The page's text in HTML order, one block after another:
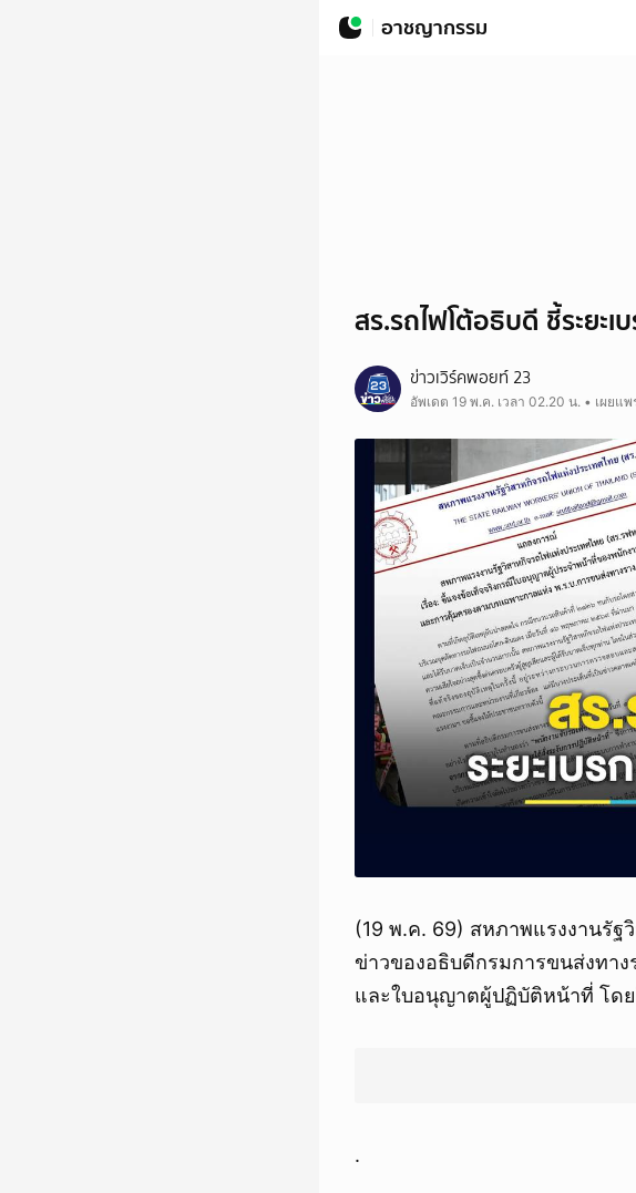
อาชญากรรม
สร.รถไฟโต้อธิบดี ชี้ระยะ
ข่าวเวิร์คพอยท์ 23
อัพเดต 19 พ.ค. เวลา 02.20 น. • เผยแ
(19 พ.ค. 69) สหภาพแรงงานรั
ข่าวของอธิบดีกรมการขนส่งทา
และใบอนุญาตผู้ปฏิบัติหน้าที่ โดย
.